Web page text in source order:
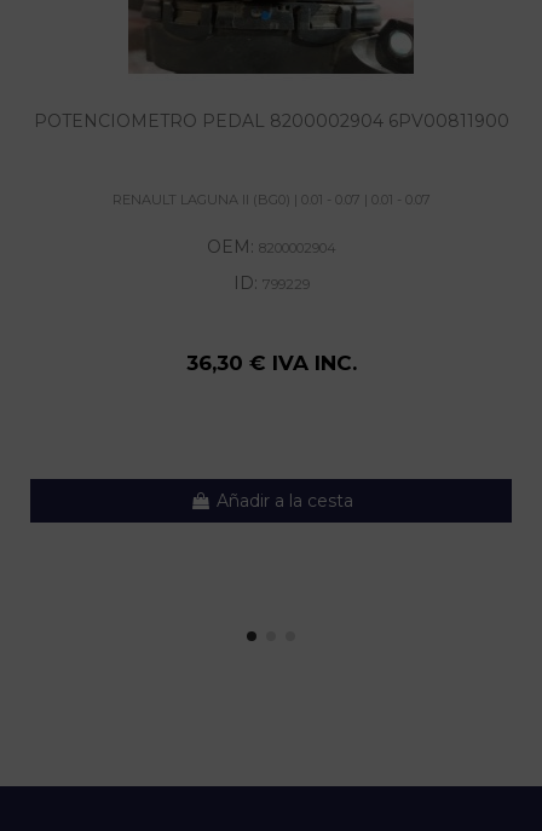
POTENCIOMETRO PEDAL 8200002904 6PV00811900
RENAULT LAGUNA II (BG0) | 0.01 - 0.07 | 0.01 - 0.07
OEM: 8200002904
ID: 799229
36,30 € IVA INC.
Añadir a la cesta